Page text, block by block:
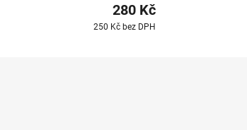
280 Kč
250 Kč bez DPH